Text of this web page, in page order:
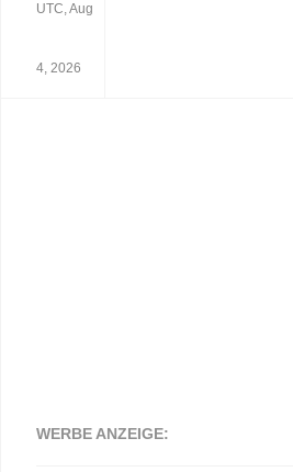
UTC, Aug
4, 2026
WERBE ANZEIGE: